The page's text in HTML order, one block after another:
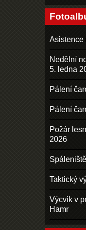
Asistence
Nedělní
5. ledna
Pálení
Pálení
Požár
2026
Taktický
Výcvik v
Hamr